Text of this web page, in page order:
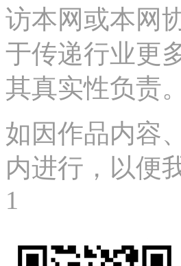
访本网或本网
于传递行业更
其真实性负责。
如因作品内容
内进行，以便
1